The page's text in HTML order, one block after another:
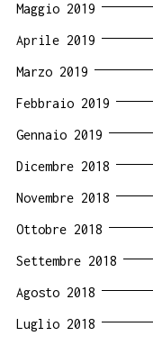
Maggio 2019
Aprile 2019
Marzo 2019
Febbraio 2019
Gennaio 2019
Dicembre 2018
Novembre 2018
Ottobre 2018
Settembre 2018
Agosto 2018
Luglio 2018